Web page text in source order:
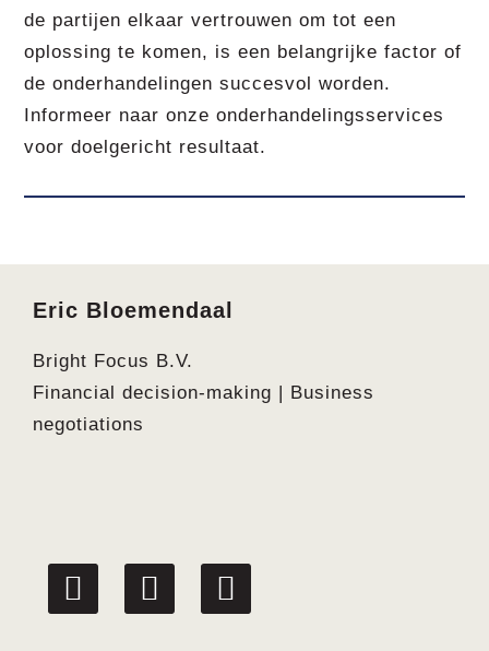
de partijen elkaar vertrouwen om tot een
oplossing te komen, is een belangrijke factor of
de onderhandelingen succesvol worden.
Informeer naar onze onderhandelingsservices
voor doelgericht resultaat.
Footer
Eric Bloemendaal
Bright Focus B.V.
Financial decision-making | Business
negotiations
linkedin facebook twitter